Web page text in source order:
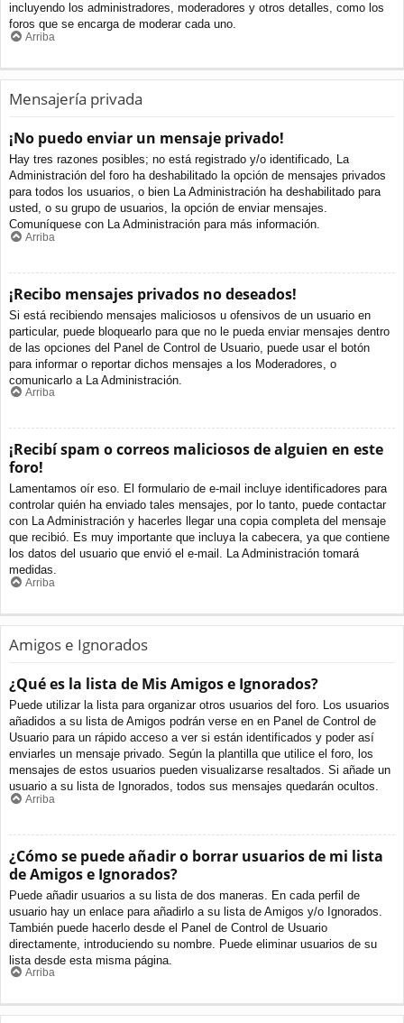
incluyendo los administradores, moderadores y otros detalles, como los
foros que se encarga de moderar cada uno.
Arriba
Mensajería privada
¡No puedo enviar un mensaje privado!
Hay tres razones posibles; no está registrado y/o identificado, La
Administración del foro ha deshabilitado la opción de mensajes privados
para todos los usuarios, o bien La Administración ha deshabilitado para
usted, o su grupo de usuarios, la opción de enviar mensajes.
Comuníquese con La Administración para más información.
Arriba
¡Recibo mensajes privados no deseados!
Si está recibiendo mensajes maliciosos u ofensivos de un usuario en
particular, puede bloquearlo para que no le pueda enviar mensajes dentro
de las opciones del Panel de Control de Usuario, puede usar el botón
para informar o reportar dichos mensajes a los Moderadores, o
comunicarlo a La Administración.
Arriba
¡Recibí spam o correos maliciosos de alguien en este
foro!
Lamentamos oír eso. El formulario de e-mail incluye identificadores para
controlar quién ha enviado tales mensajes, por lo tanto, puede contactar
con La Administración y hacerles llegar una copia completa del mensaje
que recibió. Es muy importante que incluya la cabecera, ya que contiene
los datos del usuario que envió el e-mail. La Administración tomará
medidas.
Arriba
Amigos e Ignorados
¿Qué es la lista de Mis Amigos e Ignorados?
Puede utilizar la lista para organizar otros usuarios del foro. Los usuarios
añadidos a su lista de Amigos podrán verse en en Panel de Control de
Usuario para un rápido acceso a ver si están identificados y poder así
enviarles un mensaje privado. Según la plantilla que utilice el foro, los
mensajes de estos usuarios pueden visualizarse resaltados. Si añade un
usuario a su lista de Ignorados, todos sus mensajes quedarán ocultos.
Arriba
¿Cómo se puede añadir o borrar usuarios de mi lista
de Amigos e Ignorados?
Puede añadir usuarios a su lista de dos maneras. En cada perfil de
usuario hay un enlace para añadirlo a su lista de Amigos y/o Ignorados.
También puede hacerlo desde el Panel de Control de Usuario
directamente, introduciendo su nombre. Puede eliminar usuarios de su
lista desde esta misma página.
Arriba